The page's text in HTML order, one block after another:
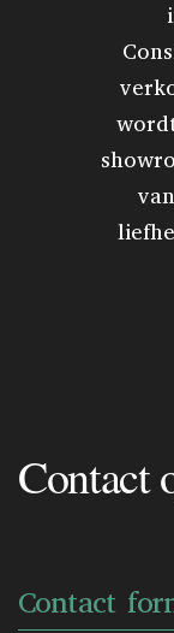
Contact
Contact